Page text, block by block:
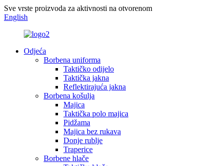
Sve vrste proizvoda za aktivnosti na otvorenom
English
Odjeća
Borbena uniforma
Taktičko odijelo
Taktička jakna
Reflektirajuća jakna
Borbena košulja
Majica
Taktička polo majica
Pidžama
Majica bez rukava
Donje rublje
Traperice
Borbene hlače